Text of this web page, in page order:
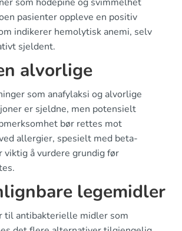
pasienter oppleve en positiv
indikerer hemolytisk anemi, selv
sjeldent.
alvorlige
som anafylaksi og alvorlige
er sjeldne, men potensielt
bør rettes mot
allergier, spesielt med beta-
viktig å vurdere grundig før
legemidler
til antibakterielle midler som